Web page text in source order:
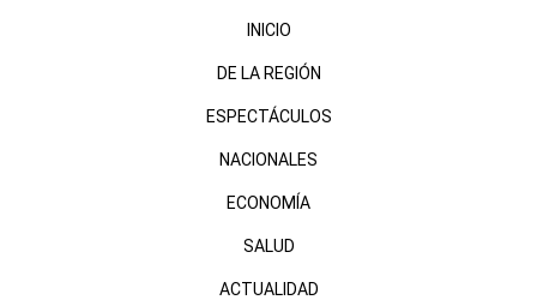
INICIO
DE LA REGIÓN
ESPECTÁCULOS
NACIONALES
ECONOMÍA
SALUD
ACTUALIDAD